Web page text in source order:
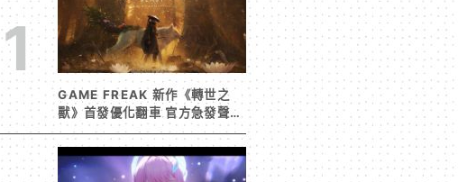
1
GAME FREAK 新作《轉世之
獸》首發優化翻車 官方急發聲明
承諾提供大量更新彌補